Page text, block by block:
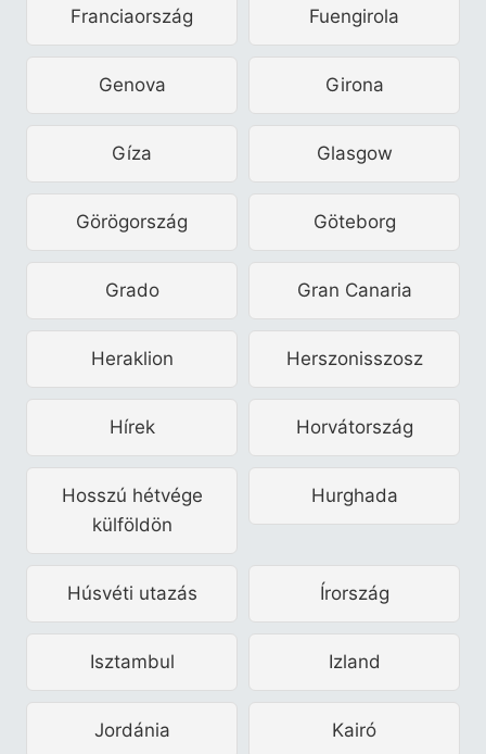
Franciaország Fuengirola
Genova Girona
Gíza Glasgow
Görögország Göteborg
Grado Gran Canaria
Heraklion Herszonisszosz
Hírek Horvátország
Hosszú hétvége
külföldön
Hurghada
Húsvéti utazás Írország
Isztambul Izland
Jordánia Kairó